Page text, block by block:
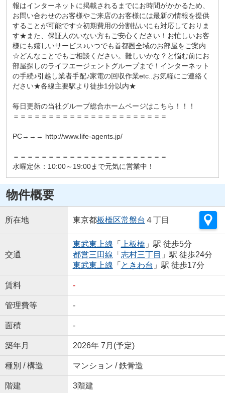
報はインターネットに掲載されるまでにお時間がかかるため、
お問い合わせのお客様やご来店のお客様には最新の情報を提供
することが可能です☆初期費用の分割払いにも対応しておりま
す★また、保証人のいない方もご安心ください！お忙しいお客
様にも嬉しいサービス♪いつでも首都圏全域のお部屋をご案内
☆どんなことでもご相談ください。難しいかな？と悩む前にお
部屋探しのライフエージェントグループまで！インターネット
の手続♪引越し業者手配♪家電の回収作業etc..お気軽にご連絡く
ださい★各線主要駅より徒歩1分以内★
毎日更新の当社グループ総合ホームページはこちら！！！
＝＝＝＝＝＝＝＝＝＝＝＝＝＝＝＝＝＝＝＝＝＝
PC→→→ http://www.life-agents.jp/
＝＝＝＝＝＝＝＝＝＝＝＝＝＝＝＝＝＝＝＝＝＝
水曜定休：10:00～19:00まで元気に営業中！
物件概要
所在地 東京都板橋区常盤台 ４丁目
交通
東武東上線 「 上板橋 」駅 徒歩5分
都営三田線 「 志村三丁目 」駅 徒歩24分
東武東上線 「 ときわ台 」駅 徒歩17分
賃料 -
管理費等 -
面積 -
築年月 2026年 7月(予定)
種別 / 構造 マンション / 鉄骨造
階建 3階建